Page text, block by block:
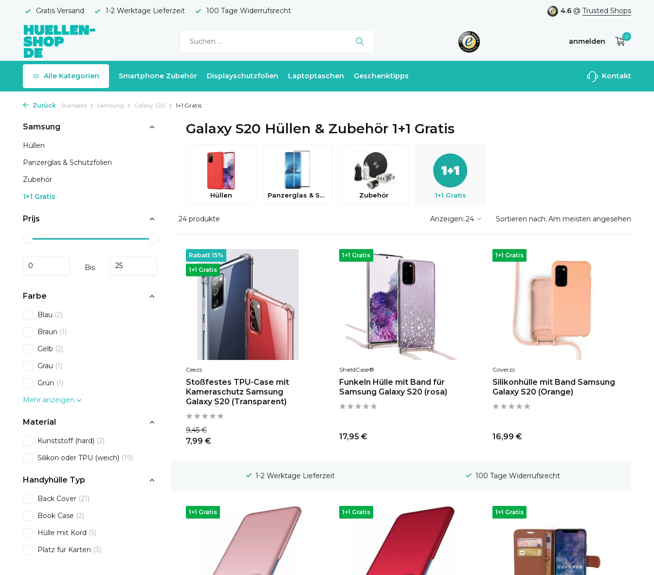
Gratis Versand 1-2 Werktage Lieferzeit 100 Tage Widerrufsrecht 4.6 @ Trusted Shops
anmelden
Benutzerkonto
0
Alle Kategorien Smartphone Zubehör Displayschutzfolien Laptoptaschen Geschenktipps Kontakt
Zurück Startseite Samsung Galaxy S20 1+1 Gratis
Samsung
Hüllen
Panzerglas & Schutzfolien
Zubehör
1+1 Gratis
Prijs
Bis
Farbe
Blau (2)
Braun (1)
Gelb (2)
Grau (1)
Grün (1)
Mehr anzeigen
Material
Kunststoff (hard) (2)
Silikon oder TPU (weich) (19)
Handyhülle Typ
Back Cover (21)
Book Case (2)
Hülle mit Kord (5)
Platz für Karten (3)
Galaxy S20 Hüllen & Zubehör 1+1 Gratis
Hüllen Panzerglas & Schutzfolien Zubehör 1+1 Gratis
24 produkte Anzeigen: Sortieren nach:
1+1 Gratis
Rabatt 15%
Ceezs
Stoßfestes TPU-Case mit
Kameraschutz Samsung
Galaxy S20 (Transparent)
9,45 €
7,99 €
1+1 Gratis
ShieldCase®
Funkeln Hülle mit Band für
Samsung Galaxy S20 (rosa)
17,95 €
1+1 Gratis
Coverzs
Silikonhülle mit Band Samsung
Galaxy S20 (Orange)
16,99 €
1-2 Werktage Lieferzeit 100 Tage Widerrufsrecht Gratis Versand
1+1 Gratis 1+1 Gratis 1+1 Gratis